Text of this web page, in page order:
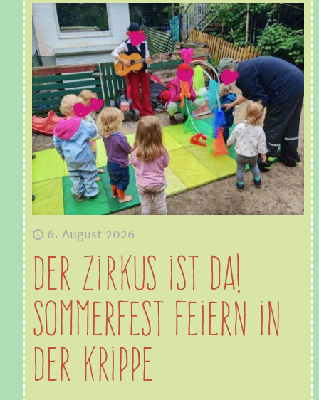
6. August 2026
Der Zirkus ist da!
Sommerfest feiern in
der Krippe